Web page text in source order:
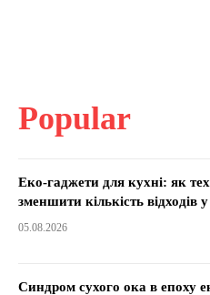
Popular
Еко-гаджети для кухні: як
зменшити кількість відходів у
05.08.2026
Синдром сухого ока в епоху